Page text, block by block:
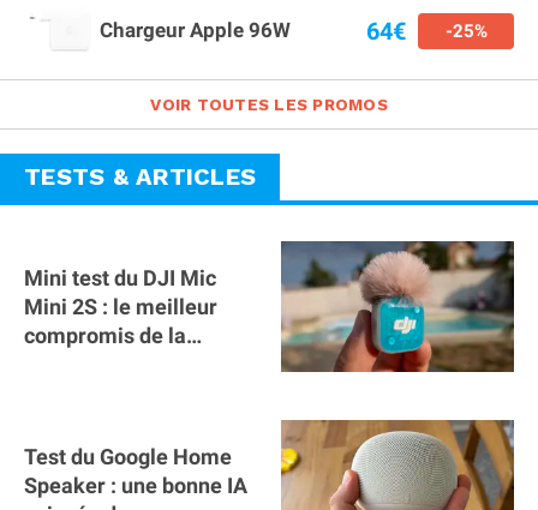
Chargeur Apple 96W 64€ -25%
VOIR TOUTES LES PROMOS
TESTS & ARTICLES
Mini test du DJI Mic
Mini 2S : le meilleur
compromis de la
Test du Google Home
Speaker : une bonne IA